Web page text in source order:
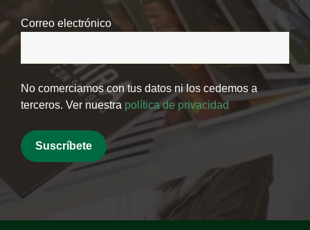
Correo electrónico
No comerciamos con tus datos ni los cedemos a
terceros. Ver nuestra política de privacidad